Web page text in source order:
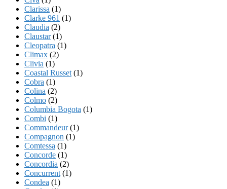
Clarissa (1)
Clarke 961 (1)
Claudia (2)
Claustar(1)
Cleopatra (1)
Climax (2)
Clivia (1)
Coastal Russet (1)
Cobra (1)
Colina (2)
Colmo (2)
Columbia Bogota (1)
Combi (1)
Commandeur(1)
Compagnon (1)
Comtessa (1)
Concorde (1)
Concordia (2)
Concurrent (1)
Condea (1)